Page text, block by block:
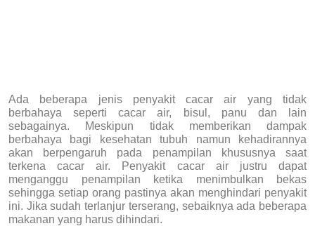
Ada beberapa jenis penyakit cacar air yang tidak
berbahaya seperti cacar air, bisul, panu dan lain
sebagainya. Meskipun tidak memberikan dampak
berbahaya bagi kesehatan tubuh namun kehadirannya
akan berpengaruh pada penampilan khususnya saat
terkena cacar air. Penyakit cacar air justru dapat
menganggu penampilan ketika menimbulkan bekas
sehingga setiap orang pastinya akan menghindari penyakit
ini. Jika sudah terlanjur terserang, sebaiknya ada beberapa
makanan yang harus dihindari.